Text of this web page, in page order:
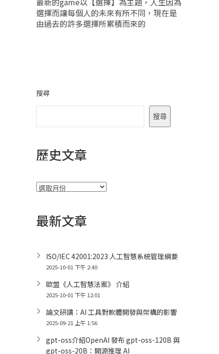
選擇而讓每個人的未來有所不同，現在是
由過去的許多選擇所累積而來的
搜尋
搜尋
歷史文章
彙
最新文章
ISO/IEC 42001:2023 人工智慧系統管理綱要
2025-10-01 下午 2:40
歐盟《人工智慧法案》 介紹
2025-10-01 下午 12:01
論文研讀：AI 工具對軟體開發與架構的影響
2025-09-21 上午 1:56
gpt-oss介紹OpenAI 發布 gpt-oss-120B 與
gpt-oss-20B：開源推理 AI